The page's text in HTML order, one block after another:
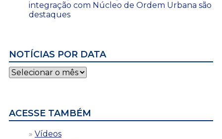
integração com Núcleo de Ordem Urbana são
destaques
NOTÍCIAS POR DATA
Notícias
por
ACESSE TAMBÉM
Vídeos